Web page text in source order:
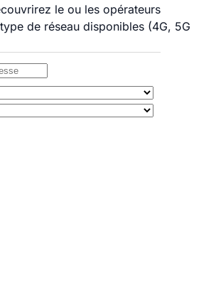
le ou les opérateurs
de réseau disponibles (4G, 5G